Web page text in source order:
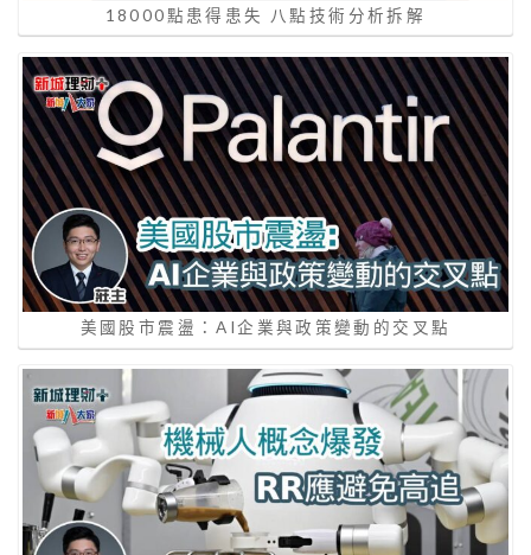
18000點患得患失 八點技術分析拆解
美國股市震盪：AI企業與政策變動的交叉點